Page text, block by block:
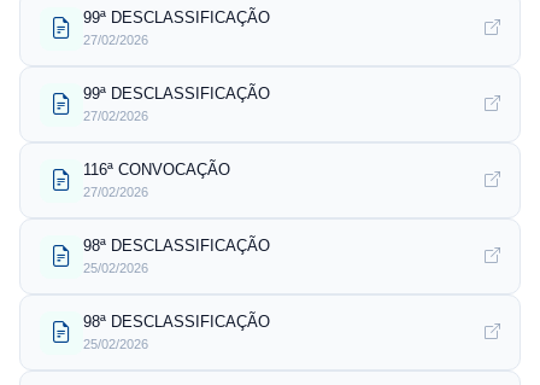
99ª DESCLASSIFICAÇÃO
27/02/2026
99ª DESCLASSIFICAÇÃO
27/02/2026
116ª CONVOCAÇÃO
27/02/2026
98ª DESCLASSIFICAÇÃO
25/02/2026
98ª DESCLASSIFICAÇÃO
25/02/2026